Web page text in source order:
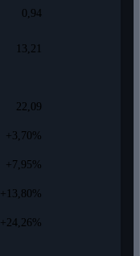
0,94
13,21
22,09
+3,70%
+7,95%
+13,80%
+24,26%